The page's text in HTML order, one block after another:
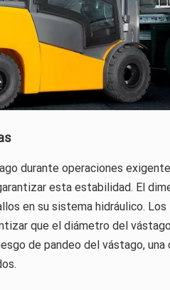
durante operaciones
esta estabilidad. El
en su sistema hidráulico.
que el diámetro del
de pandeo del vástago, una